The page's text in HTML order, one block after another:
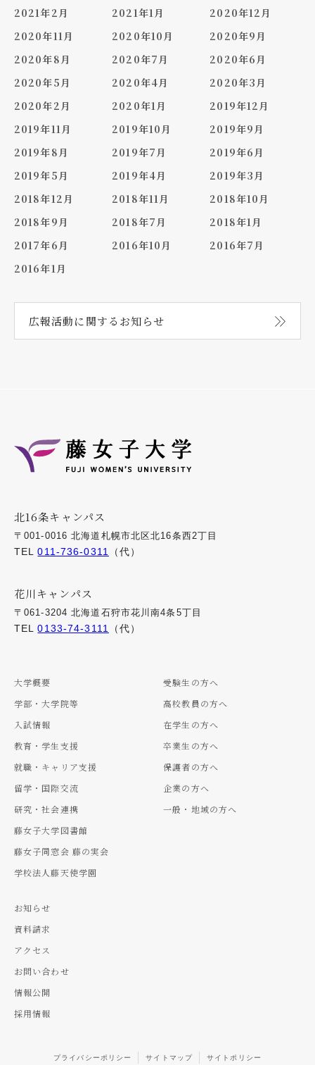
2021年2月
2021年1月
2020年12月
2020年11月
2020年10月
2020年9月
2020年8月
2020年7月
2020年6月
2020年5月
2020年4月
2020年3月
2020年2月
2020年1月
2019年12月
2019年11月
2019年10月
2019年9月
2019年8月
2019年7月
2019年6月
2019年5月
2019年4月
2019年3月
2018年12月
2018年11月
2018年10月
2018年9月
2018年7月
2018年1月
2017年6月
2016年10月
2016年7月
2016年1月
広報活動に関する お知らせ
北16条キャンパス
〒001-0016 北海道札幌市北区北16条西2丁目
TEL011-736-0311 （代）
花川キャンパス
〒061-3204 北海道石狩市花川南4条5丁目
TEL0133-74-3111 （代）
大学概要
学部・大学院等
入試情報
教育・学生支援
就職・キャリア支援
留学・国際交流
研究・社会連携
藤女子大学図書館
藤女子同窓会 藤の実会
学校法人藤天使学園
受験生の方へ
高校教員の方へ
在学生の方へ
卒業生の方へ
保護者の方へ
企業の方へ
一般・地域の方へ
お知らせ
資料請求
アクセス
お問い合わせ
情報公開
採用情報
プライバシーポリシー サイトマップ サイトポリシー